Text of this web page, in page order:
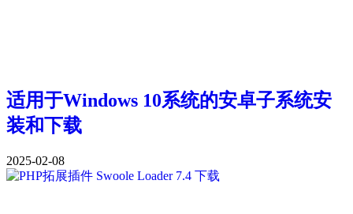
适用于Windows 10系统的安卓子系统安
装和下载
2025-02-08